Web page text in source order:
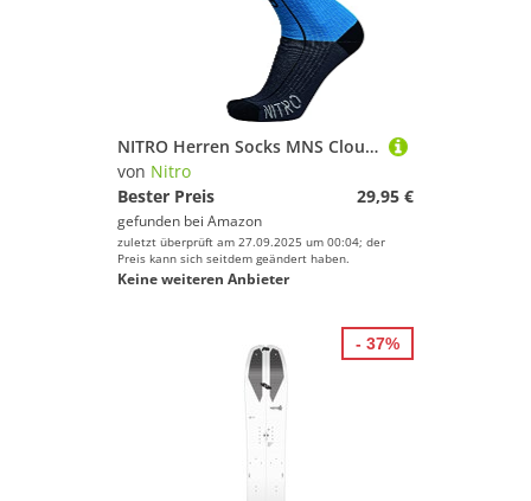
NITRO Herren Socks MNS Cloud 5 Snowboardsocken, Grey Yellow Blue, L
von Nitro
Bester Preis
29,95 €
gefunden bei Amazon
zuletzt überprüft am 27.09.2025 um 00:04; der
Preis kann sich seitdem geändert haben.
Keine weiteren Anbieter
- 37%